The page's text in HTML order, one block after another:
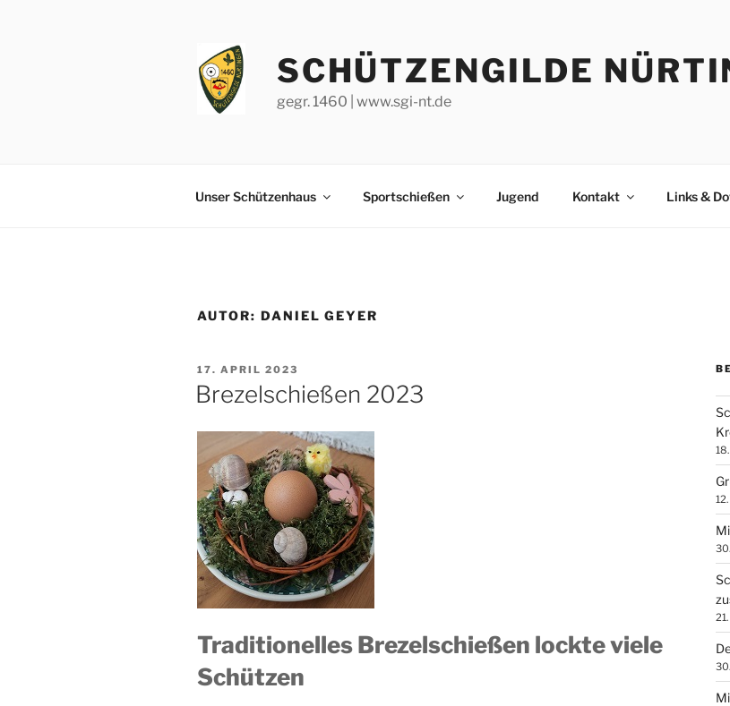
SCHÜTZENGILDE
gegr. 1460 | www.sgi-nt.de
Unser Schützenhaus Sportschießen Jugend Kontakt Links &
AUTOR: DANIEL GEYER
VERÖFFENTLICHT
AM
17. APRIL 2023
Brezelschießen 2023
Traditionelles Brezelschießen lockte viele
Schützen